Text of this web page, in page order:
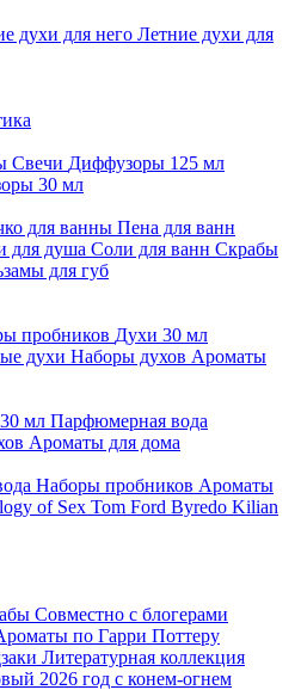
духи для него Летние духи для
Свечи Диффузоры 125 мл
30 мл
для ванны Пена для ванн
для душа Соли для ванн Скрабы
для губ
пробников Духи 30 мл
духи Наборы духов Ароматы
мл Парфюмерная вода
Ароматы для дома
Наборы пробников Ароматы
of Sex Tom Ford Byredo Kilian
Совместно с блогерами
по Гарри Поттеру
Литературная коллекция
2026 год с конем-огнем